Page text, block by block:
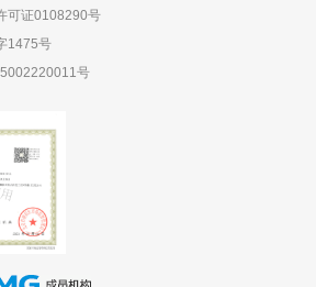
可证0108290号
1475号
号